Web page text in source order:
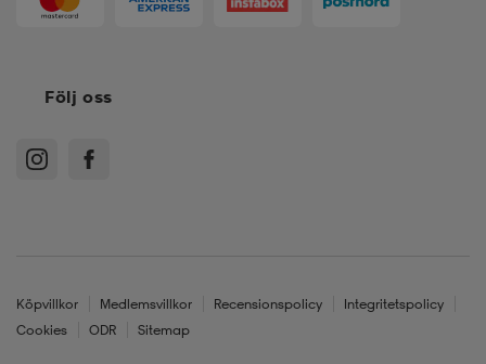
Följ oss
Köpvillkor Medlemsvillkor Recensionspolicy
Integritetspolicy
Cookies
ODR Sitemap